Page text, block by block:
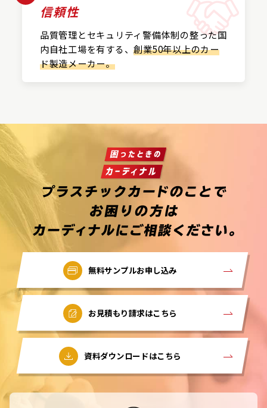
信頼性
品質管理とセキュリティ警備体制の整った国
内自社工場を有する、創業50年以上のカー
ド製造メーカー。
無料サンプルお申し込み
お見積もり請求はこちら
資料ダウンロードはこちら